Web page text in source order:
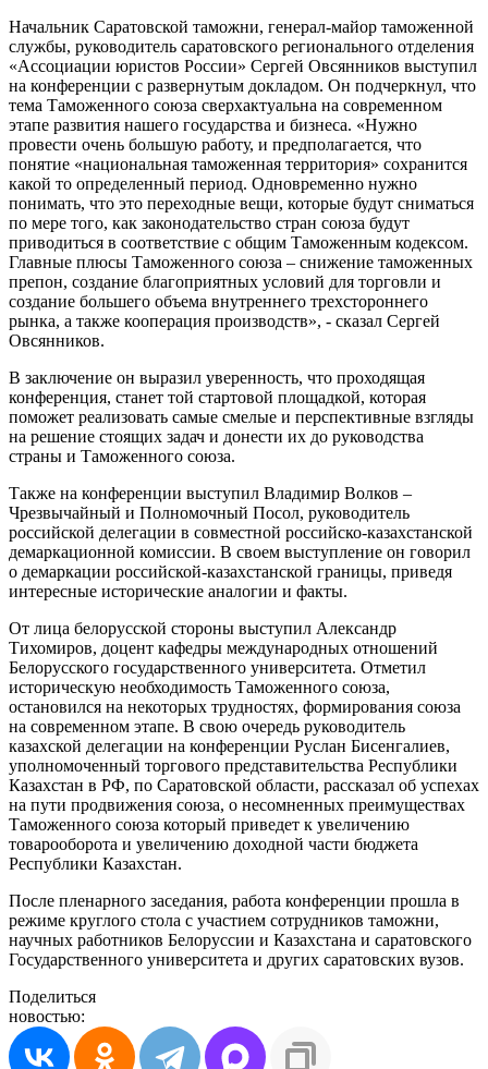
Начальник Саратовской таможни, генерал-майор таможенной
службы, руководитель саратовского регионального отделения
«Ассоциации юристов России» Сергей Овсянников выступил
на конференции с развернутым докладом. Он подчеркнул, что
тема Таможенного союза сверхактуальна на современном
этапе развития нашего государства и бизнеса. «Нужно
провести очень большую работу, и предполагается, что
понятие «национальная таможенная территория» сохранится
какой то определенный период. Одновременно нужно
понимать, что это переходные вещи, которые будут сниматься
по мере того, как законодательство стран союза будут
приводиться в соответствие с общим Таможенным кодексом.
Главные плюсы Таможенного союза – снижение таможенных
препон, создание благоприятных условий для торговли и
создание большего объема внутреннего трехстороннего
рынка, а также кооперация производств», - сказал Сергей
Овсянников.
В заключение он выразил уверенность, что проходящая
конференция, станет той стартовой площадкой, которая
поможет реализовать самые смелые и перспективные взгляды
на решение стоящих задач и донести их до руководства
страны и Таможенного союза.
Также на конференции выступил Владимир Волков –
Чрезвычайный и Полномочный Посол, руководитель
российской делегации в совместной российско-казахстанской
демаркационной комиссии. В своем выступление он говорил
о демаркации российской-казахстанской границы, приведя
интересные исторические аналогии и факты.
От лица белорусской стороны выступил Александр
Тихомиров, доцент кафедры международных отношений
Белорусского государственного университета. Отметил
историческую необходимость Таможенного союза,
остановился на некоторых трудностях, формирования союза
на современном этапе. В свою очередь руководитель
казахской делегации на конференции Руслан Бисенгалиев,
уполномоченный торгового представительства Республики
Казахстан в РФ, по Саратовской области, рассказал об успехах
на пути продвижения союза, о несомненных преимуществах
Таможенного союза который приведет к увеличению
товарооборота и увеличению доходной части бюджета
Республики Казахстан.
После пленарного заседания, работа конференции прошла в
режиме круглого стола с участием сотрудников таможни,
научных работников Белоруссии и Казахстана и саратовского
Государственного университета и других саратовских вузов.
Поделиться
новостью: